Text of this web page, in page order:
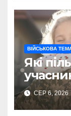
ВІЙСЬКОВА
Які
повний
СЕР 6, 2026